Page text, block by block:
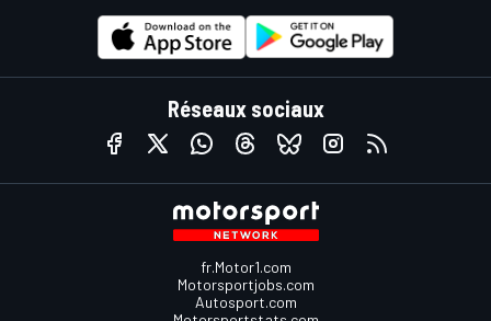
Réseaux sociaux
fr.Motor1.com
Motorsportjobs.com
Autosport.com